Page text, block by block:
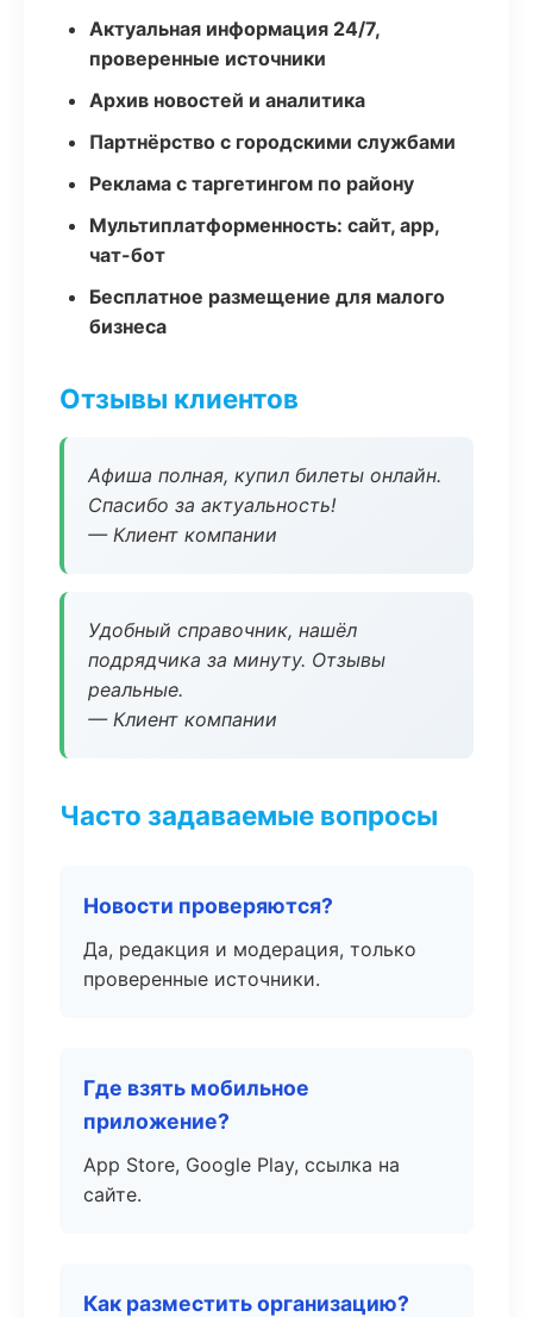
Актуальная информация 24/7,
проверенные источники
Архив новостей и аналитика
Партнёрство с городскими службами
Реклама с таргетингом по району
Мультиплатформенность: сайт, app,
чат-бот
Бесплатное размещение для малого
бизнеса
Отзывы клиентов
Афиша полная, купил билеты онлайн.
Спасибо за актуальность!
— Клиент компании
Удобный справочник, нашёл
подрядчика за минуту. Отзывы
реальные.
— Клиент компании
Часто задаваемые вопросы
Новости проверяются?
Да, редакция и модерация, только
проверенные источники.
Где взять мобильное
приложение?
App Store, Google Play, ссылка на
сайте.
Как разместить организацию?